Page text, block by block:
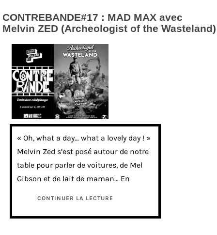
CONTREBANDE#17 : MAD MAX avec
Melvin ZED (Archeologist of the Wasteland)
« Oh, what a day… what a lovely day ! »
Melvin Zed s’est posé autour de notre
table pour parler de voitures, de Mel
Gibson et de lait de maman… En
CONTINUER LA LECTURE